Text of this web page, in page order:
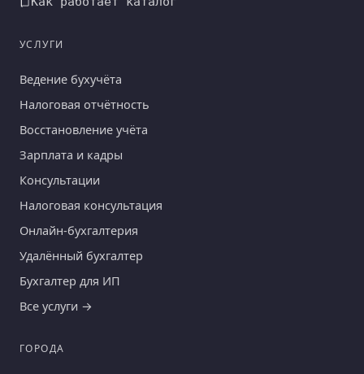
УСЛУГИ
Ведение бухучёта
Налоговая отчётность
Восстановление учёта
Зарплата и кадры
Консультации
Налоговая консультация
Онлайн-бухгалтерия
Удалённый бухгалтер
Бухгалтер для ИП
Все услуги →
ГОРОДА